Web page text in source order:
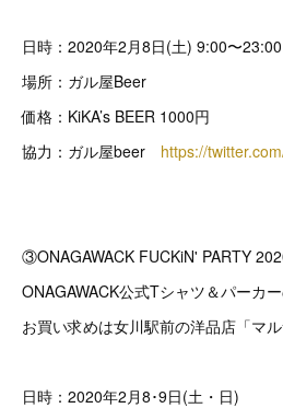
日時：2020年2月8日(土) 9:00〜
場所：ガル屋Beer
価格：KiKA’s BEER 1000円
協力：ガル屋beer https://
③ONAGAWACK FUCKiN' PARTY
ONAGAWACK公式Tシャツ＆パーカ
お買い求めは女川駅前の洋品店「マ
日時：2020年2月8･9日(土・日)